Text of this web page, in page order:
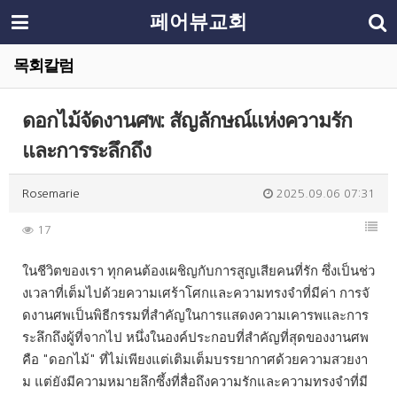
페어뷰교회
목회칼럼
ดอกไม้จัดงานศพ: สัญลักษณ์แห่งความรัก
และการระลึกถึง
Rosemarie 2025.09.06 07:31
17
ในชีวิตของเรา ทุกคนต้องเผชิญกับการสูญเสียคนที่รัก ซึ่งเป็นช่ว
งเวลาที่เต็มไปด้วยความเศร้าโศกและความทรงจำที่มีค่า การจั
ดงานศพเป็นพิธีกรรมที่สำคัญในการแสดงความเคารพและการ
ระลึกถึงผู้ที่จากไป หนึ่งในองค์ประกอบที่สำคัญที่สุดของงานศพ
คือ "ดอกไม้" ที่ไม่เพียงแต่เติมเต็มบรรยากาศด้วยความสวยงา
ม แต่ยังมีความหมายลึกซึ้งที่สื่อถึงความรักและความทรงจำที่มี